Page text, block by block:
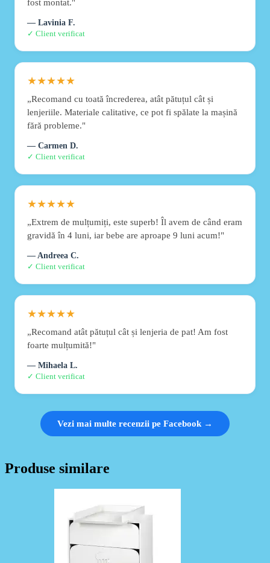
fost montat."
— Lavinia F.
✓ Client verificat
★★★★★
„Recomand cu toată încrederea, atât pătuțul cât și
lenjeriile. Materiale calitative, ce pot fi spălate la mașină
fără probleme."
— Carmen D.
✓ Client verificat
★★★★★
„Extrem de mulțumiți, este superb! Îl avem de când eram
gravidă în 4 luni, iar bebe are aproape 9 luni acum!"
— Andreea C.
✓ Client verificat
★★★★★
„Recomand atât pătuțul cât și lenjeria de pat! Am fost
foarte mulțumită!"
— Mihaela L.
✓ Client verificat
Vezi mai multe recenzii pe Facebook →
Produse similare